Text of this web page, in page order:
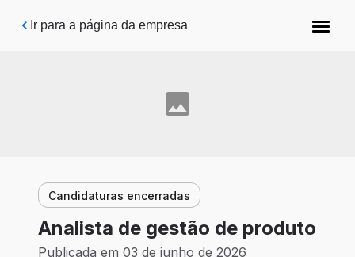
Pular para o conteúdo principal
Ir para a página da empresa
Candidaturas encerradas
Analista de gestão de produto
Publicada em 03 de junho de 2026